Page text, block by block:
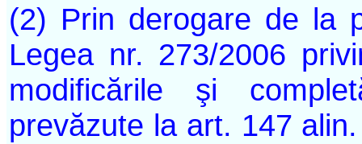
(2) Prin derogare de la
Legea nr. 273/2006
modificările şi
prevăzute la art. 147